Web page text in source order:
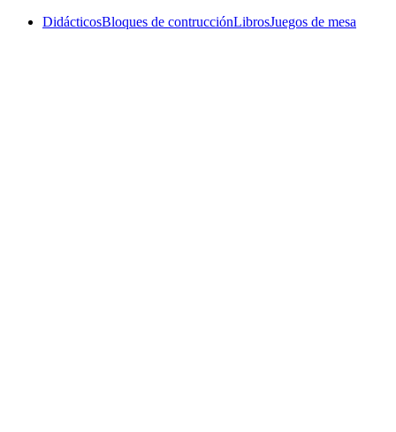
DidácticosBloques de contrucciónLibrosJuegos de mesa